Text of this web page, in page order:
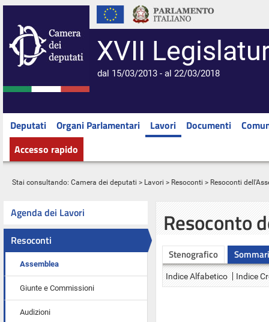
XVII
dal 15/03/2013 - al 22/03/2018
Deputati Organi Parlamentari Lavori Documenti
Accesso rapido
Stai consultando: Camera dei deputati > Lavori > Resoconti > Resoconti
Agenda dei Lavori
Resoconti
Assemblea
Giunte e Commissioni
Audizioni
Resoconto
Stenografico
Indice Alfabetico Indice